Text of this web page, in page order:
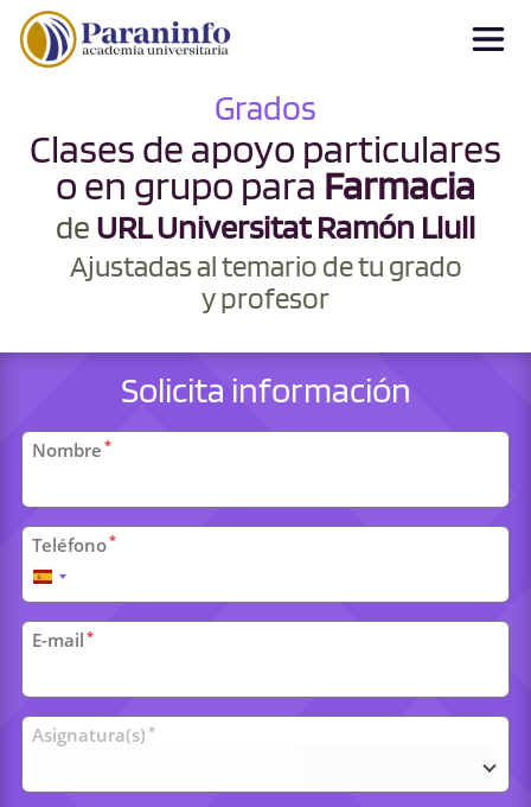
Grados
Clases de apoyo particulares
o en grupo para Farmacia
de URL Universitat Ramón Llull
Ajustadas al temario de tu grado
y profesor
Solicita información
Datos
personales
Nombre *
Teléfono*
España
+34
E-mail *
Clases
universitarias
Asignatura(s) *